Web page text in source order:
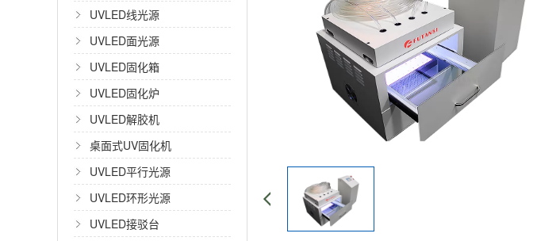
UVLED线光源
UVLED面光源
UVLED固化箱
UVLED固化炉
UVLED解胶机
桌面式UV固化机
UVLED平行光源
UVLED环形光源
UVLED接驳台